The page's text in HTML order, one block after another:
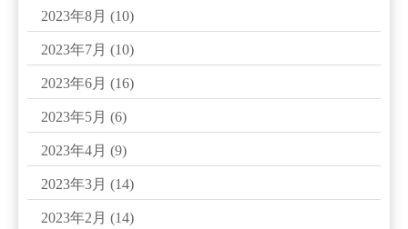
2023年8月 (10)
2023年7月 (10)
2023年6月 (16)
2023年5月 (6)
2023年4月 (9)
2023年3月 (14)
2023年2月 (14)